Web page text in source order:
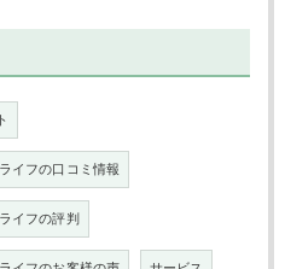
イフの口コミ情報
イフの評判